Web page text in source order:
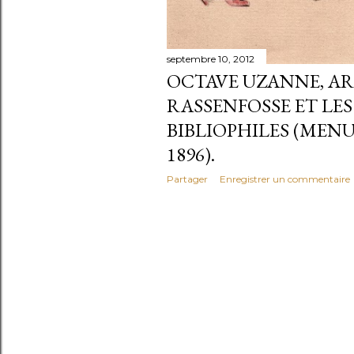
septembre 10, 2012
OCTAVE UZANNE,
RASSENFOSSE ET
BIBLIOPHILES
1896).
Partager Enregistrer un commentaire